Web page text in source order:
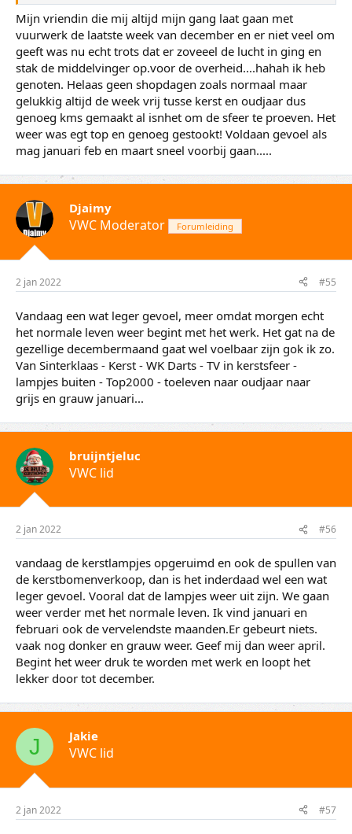
wel komt en daarbij het besef dat het weer een jaar moeten
wachten is. Normaal zorgde vroege acties voor wat
pepmiddel. Maar daar verwacht ik dit jaar niet al te veel van.
Mijn vriendin die mij altijd mijn gang laat gaan met
vuurwerk de laatste week van december en er niet veel om
geeft was nu echt trots dat er zoveeel de lucht in ging en
stak de middelvinger op.voor de overheid....hahah ik heb
genoten. Helaas geen shopdagen zoals normaal maar
gelukkig altijd de week vrij tusse kerst en oudjaar dus
genoeg kms gemaakt al isnhet om de sfeer te proeven. Het
weer was egt top en genoeg gestookt! Voldaan gevoel als
mag januari feb en maart sneel voorbij gaan.....
Djaimy
VWC Moderator Forumleiding
2 jan 2022 #55
Vandaag een wat leger gevoel, meer omdat morgen echt
het normale leven weer begint met het werk. Het gat na de
gezellige decembermaand gaat wel voelbaar zijn gok ik zo.
Van Sinterklaas - Kerst - WK Darts - TV in kerstsfeer -
lampjes buiten - Top2000 - toeleven naar oudjaar naar
grijs en grauw januari...
bruijntjeluc
VWC lid
2 jan 2022 #56
vandaag de kerstlampjes opgeruimd en ook de spullen van
de kerstbomenverkoop, dan is het inderdaad wel een wat
leger gevoel. Vooral dat de lampjes weer uit zijn. We gaan
weer verder met het normale leven. Ik vind januari en
februari ook de vervelendste maanden.Er gebeurt niets.
vaak nog donker en grauw weer. Geef mij dan weer april.
Begint het weer druk te worden met werk en loopt het
lekker door tot december.
J Jakie
VWC lid
2 jan 2022 #57